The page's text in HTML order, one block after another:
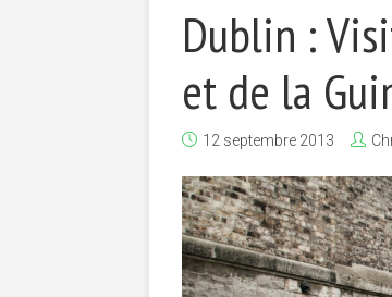
Dublin :
et de la
12 septembre 2013